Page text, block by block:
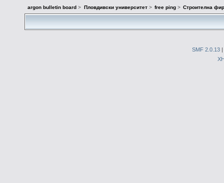
argon bulletin board > Пловдивски университет> free ping> Строителна
SMF 2.0.13|